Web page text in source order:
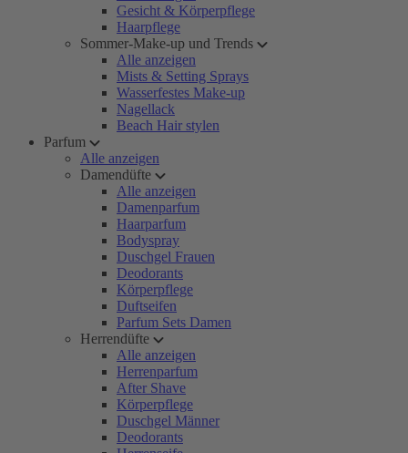
Gesicht & Körperpflege
Haarpflege
Sommer-Make-up und Trends
Alle anzeigen
Mists & Setting Sprays
Wasserfestes Make-up
Nagellack
Beach Hair stylen
Parfum
Alle anzeigen
Damendüfte
Alle anzeigen
Damenparfum
Haarparfum
Bodyspray
Duschgel Frauen
Deodorants
Körperpflege
Duftseifen
Parfum Sets Damen
Herrendüfte
Alle anzeigen
Herrenparfum
After Shave
Körperpflege
Duschgel Männer
Deodorants